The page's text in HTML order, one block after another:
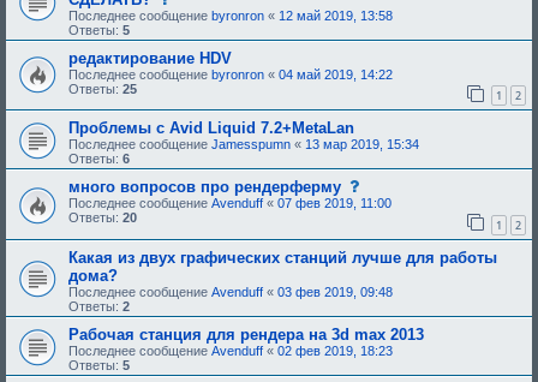
о
о
б
щ
е
н
е
,
т
р
е
б
у
ю
е
е
о
б
е
н
Последнее сообщение byronron « 12 май 2019, 13:58
Ответы: 5
редактирование HDV
Последнее сообщение byronron « 04 май 2019, 14:22
Ответы: 25 1 2
Проблемы с Avid Liquid 7.2+MetaLan
Последнее сообщение Jamesspumn « 13 мар 2019, 15:34
Ответы: 6
много вопросов про рендерферму
о
о
щ
е
н
и
е
,
р
е
Последнее сообщение Avenduff « 07 фев 2019, 11:00
Ответы: 20 1 2
Какая из двух графических станций лучше для работы
дома?
Последнее сообщение Avenduff « 03 фев 2019, 09:48
Ответы: 2
Рабочая станция для рендера на 3d max 2013
Последнее сообщение Avenduff « 02 фев 2019, 18:23
Ответы: 5